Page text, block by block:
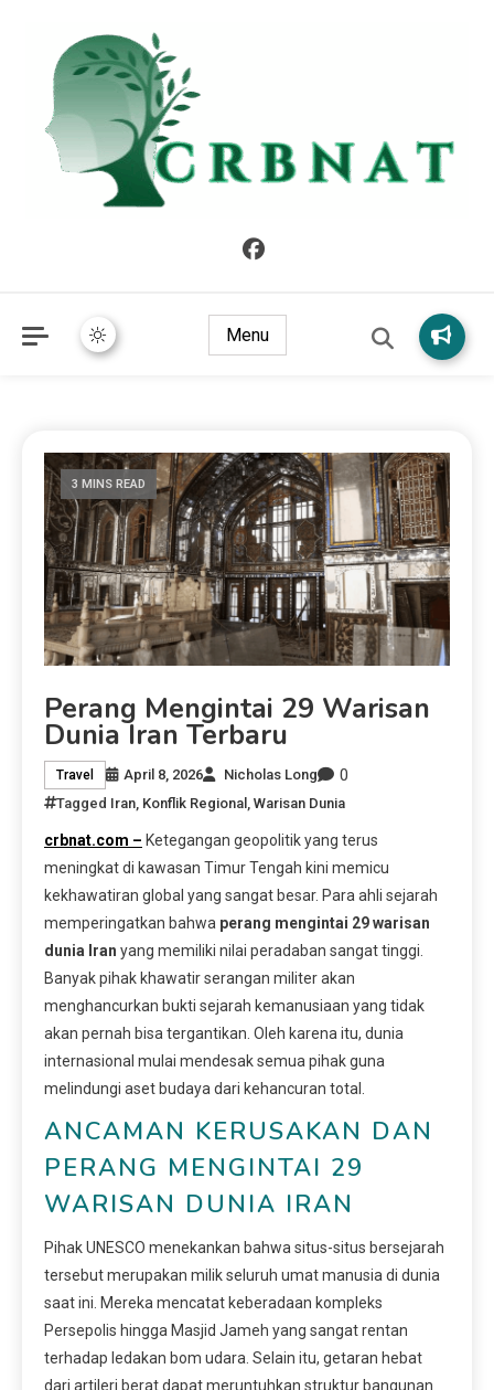
Menu
3 MINS READ
Perang Mengintai 29 Warisan
Dunia Iran Terbaru
Travel April 8, 2026 Nicholas Long 0
Tagged Iran Konflik Regional Warisan Dunia
crbnat.com – Ketegangan geopolitik yang terus
meningkat di kawasan Timur Tengah kini memicu
kekhawatiran global yang sangat besar. Para ahli sejarah
memperingatkan bahwa perang mengintai 29 warisan
dunia Iran yang memiliki nilai peradaban sangat tinggi.
Banyak pihak khawatir serangan militer akan
menghancurkan bukti sejarah kemanusiaan yang tidak
akan pernah bisa tergantikan. Oleh karena itu, dunia
internasional mulai mendesak semua pihak guna
melindungi aset budaya dari kehancuran total.
ANCAMAN KERUSAKAN DAN
PERANG MENGINTAI 29
WARISAN DUNIA IRAN
Pihak UNESCO menekankan bahwa situs-situs bersejarah
tersebut merupakan milik seluruh umat manusia di dunia
saat ini. Mereka mencatat keberadaan kompleks
Persepolis hingga Masjid Jameh yang sangat rentan
terhadap ledakan bom udara. Selain itu, getaran hebat
dari artileri berat dapat meruntuhkan struktur bangunan